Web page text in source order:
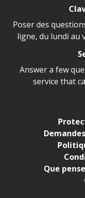
Poser des
ligne, du lundi au
Answer a few
service that
Que